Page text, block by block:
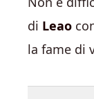
di Leao
la fame di